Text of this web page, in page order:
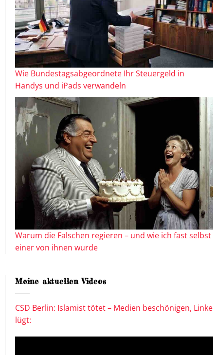
Wie Bundestagsabgeordnete Ihr Steuergeld in
Handys und iPads verwandeln
Warum die Falschen regieren – und wie ich fast selbst
einer von ihnen wurde
Meine aktuellen Videos
CSD Berlin: Islamist tötet – Medien beschönigen, Linke
lügt: